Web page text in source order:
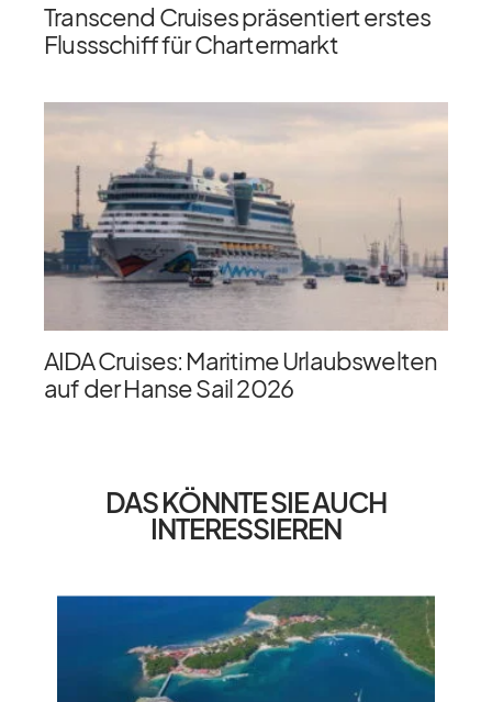
Transcend Cruises präsentiert erstes
Flussschiff für Chartermarkt
AIDA Cruises: Maritime Urlaubswelten
auf der Hanse Sail 2026
DAS KÖNNTE SIE AUCH
INTERESSIEREN